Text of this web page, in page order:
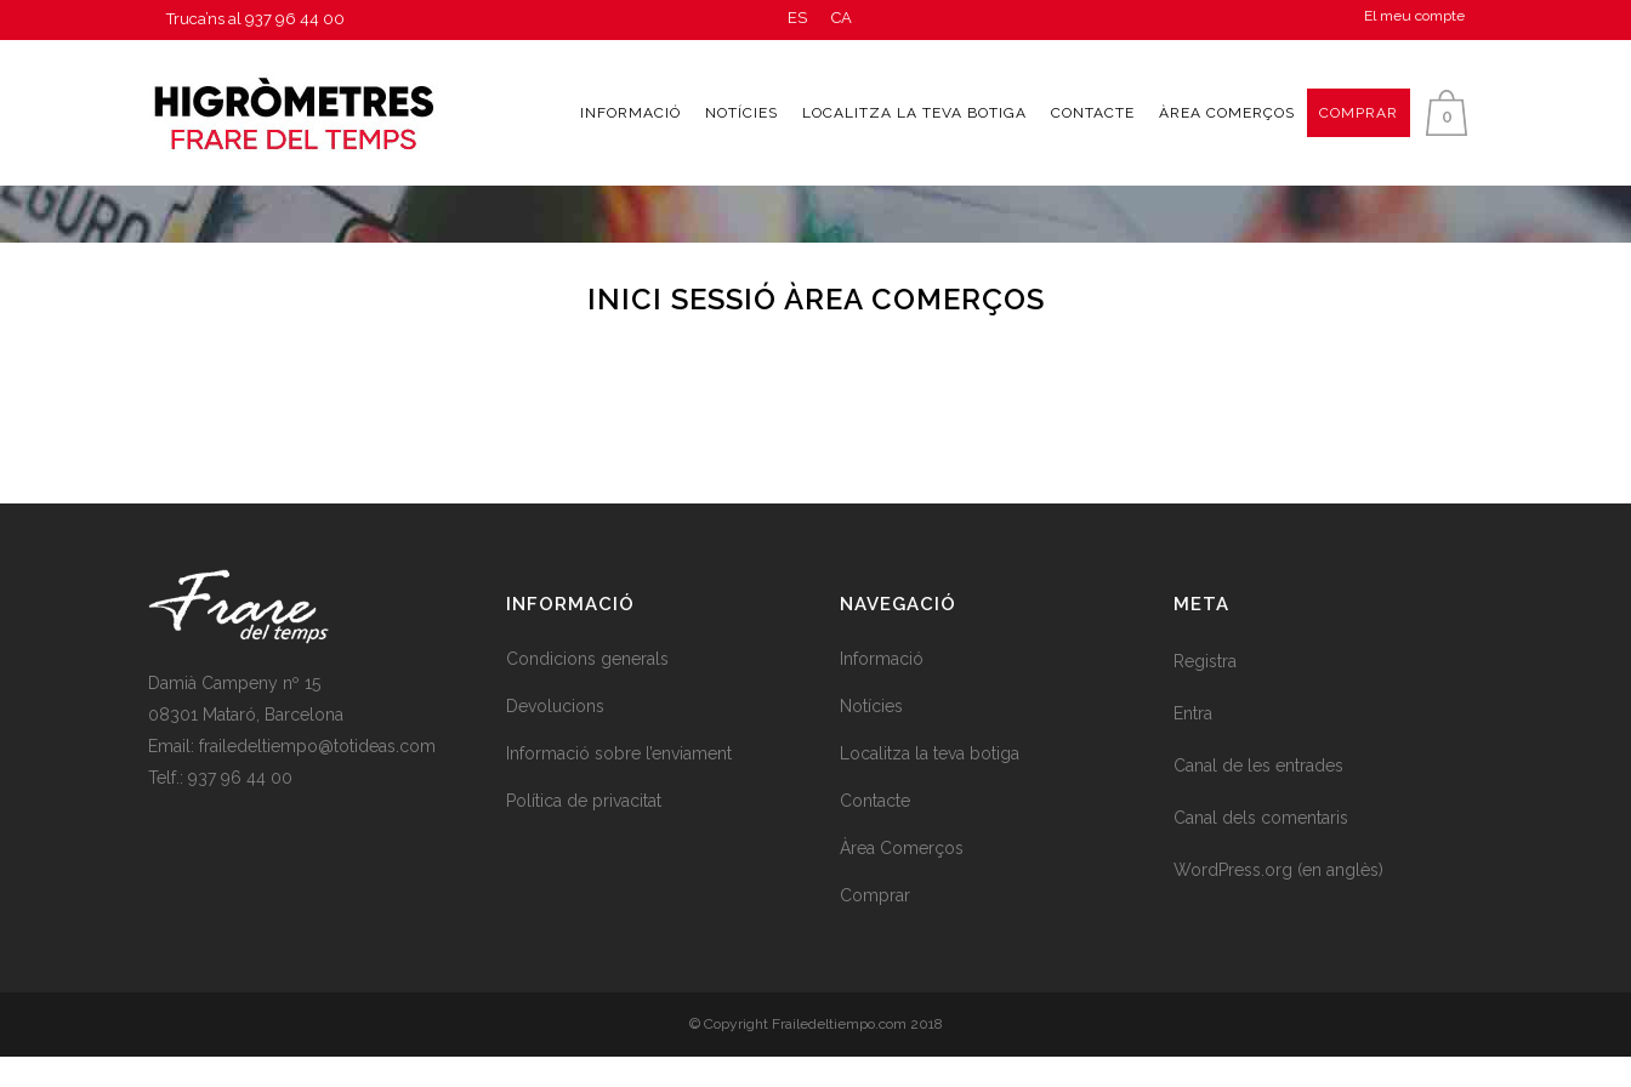
Truca’ns al 937 96 44 00 ES CA El meu compte
0
INFORMACIÓ NOTÍCIES LOCALITZA LA TEVA BOTIGA CONTACTE ÀREA COMERÇOS COMPRAR
INICI SESSIÓ ÀREA COMERÇOS
Damià Campeny nº 15
08301 Mataró, Barcelona
Email: frailedeltiempo@totideas.com
Telf.: 937 96 44 00
INFORMACIÓ
Condicions generals
Devolucions
Informació sobre l’enviament
Política de privacitat
NAVEGACIÓ
Informació
Notícies
Localitza la teva botiga
Contacte
Àrea Comerços
Comprar
META
Registra
Entra
Canal de les entrades
Canal dels comentaris
WordPress.org (en anglès)
© Copyright Frailedeltiempo.com 2018